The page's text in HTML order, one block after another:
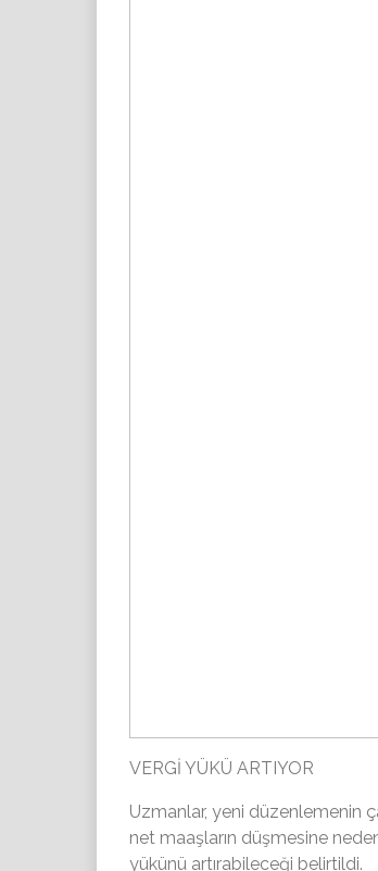
VERGİ YÜKÜ ARTIYOR
Uzmanlar, yeni düzenlemenin
net maaşların düşmesine
yükünü artırabileceği belirtildi.